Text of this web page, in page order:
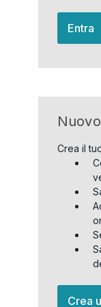
Entra
Crea il
Crea